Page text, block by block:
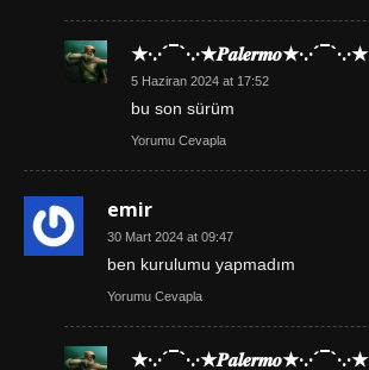
★·.·´¯`·.·★𝑷𝒂𝒍𝒆𝒓𝒎𝒐★·.·´¯`·.·★
5 Haziran 2024 at 17:52
bu son sürüm
Yorumu Cevapla
emir
30 Mart 2024 at 09:47
ben kurulumu yapmadım
Yorumu Cevapla
★·.·´¯`·.·★𝑷𝒂𝒍𝒆𝒓𝒎𝒐★·.·´¯`·.·★